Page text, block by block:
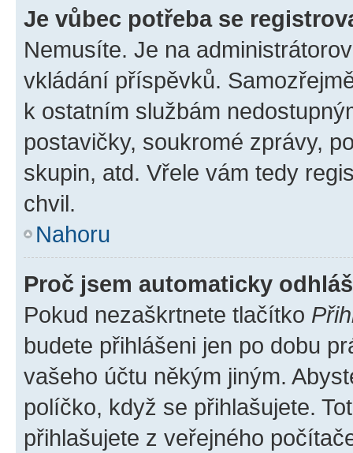
Je vůbec potřeba se
Nemusíte. Je na
vkládání příspěvků.
k ostatním službám
postavičky, soukromé zprávy,
skupin, atd. Vřele vám tedy
chvil.
Nahoru
Proč jsem automaticky
Pokud nezaškrtnete tlačítko
budete přihlášeni jen po dobu
vašeho účtu někým jiným.
políčko, když se přihlašujete.
přihlašujete z veřejného